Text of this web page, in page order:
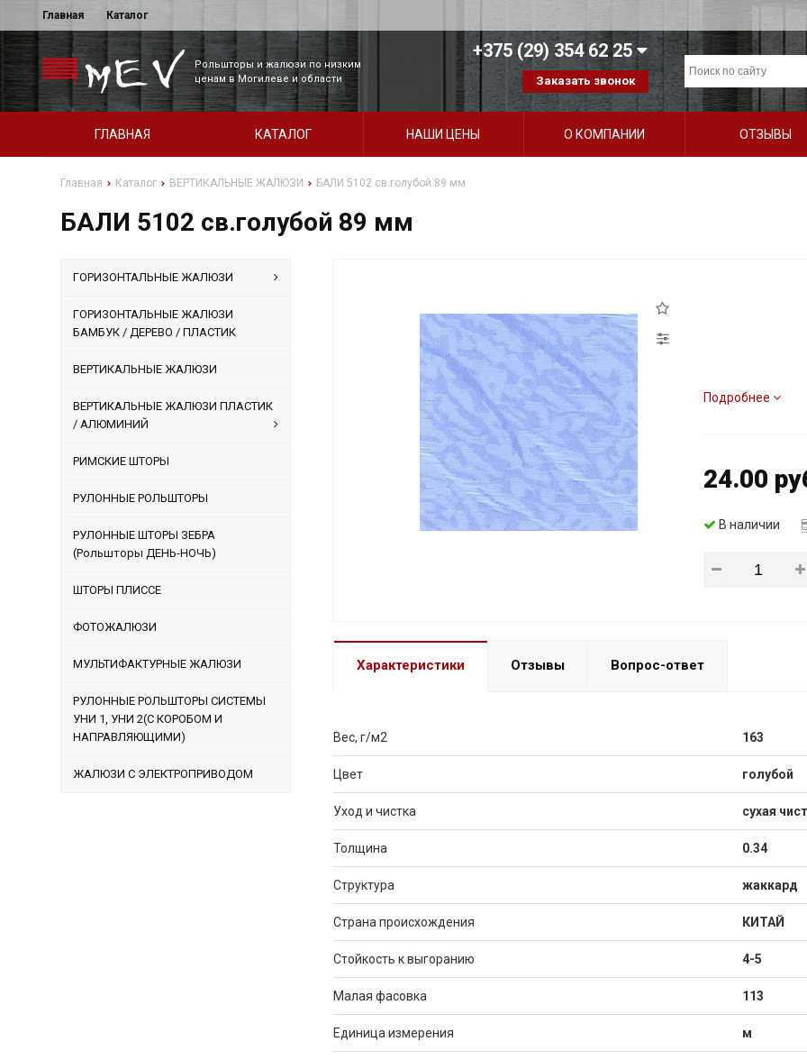
Главная Каталог
Рольшторы и жалюзи по низким
ценам в Могилеве и области
+375 (29) 354 62 25
Заказать звонок
ГЛАВНАЯ КАТАЛОГ НАШИ ЦЕНЫ О КОМПАНИИ ОТЗЫВЫ
Главная Каталог ВЕРТИКАЛЬНЫЕ ЖАЛЮЗИ БАЛИ 5102 св.голубой 89 мм
БАЛИ 5102 св.голубой 89 мм
ГОРИЗОНТАЛЬНЫЕ ЖАЛЮЗИ
ГОРИЗОНТАЛЬНЫЕ ЖАЛЮЗИ
БАМБУК / ДЕРЕВО / ПЛАСТИК
ВЕРТИКАЛЬНЫЕ ЖАЛЮЗИ
ВЕРТИКАЛЬНЫЕ ЖАЛЮЗИ ПЛАСТИК
/ АЛЮМИНИЙ
РИМСКИЕ ШТОРЫ
РУЛОННЫЕ РОЛЬШТОРЫ
РУЛОННЫЕ ШТОРЫ ЗЕБРА
(Рольшторы ДЕНЬ-НОЧЬ)
ШТОРЫ ПЛИССЕ
ФОТОЖАЛЮЗИ
МУЛЬТИФАКТУРНЫЕ ЖАЛЮЗИ
РУЛОННЫЕ РОЛЬШТОРЫ СИСТЕМЫ
УНИ 1, УНИ 2(С КОРОБОМ И
НАПРАВЛЯЮЩИМИ)
ЖАЛЮЗИ С ЭЛЕКТРОПРИВОДОМ
Подробнее
24.00
В наличии
Характеристики Отзывы Вопрос-ответ
Вес, г/м2 163
Цвет голубой
Уход и чистка сухая
Толщина 0.34
Структура жаккард
Страна происхождения КИТАЙ
Стойкость к выгоранию 4-5
Малая фасовка 113
Единица измерения м